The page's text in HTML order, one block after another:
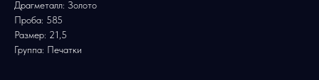
Драгметалл: Золото
Проба: 585
Размер: 21,5
Группа: Печатки